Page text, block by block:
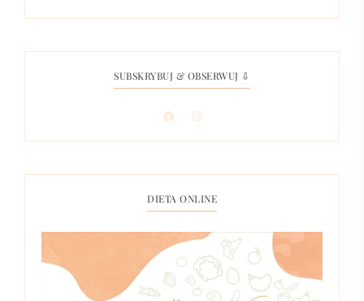
SUBSKRYBUJ & OBSERWUJ ⇩
DIETA ONLINE